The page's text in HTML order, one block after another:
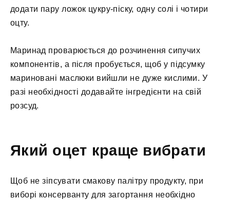
додати пару ложок цукру-піску, одну солі і чотири
оцту.
Маринад проварюється до розчинення сипучих
компонентів, а після пробується, щоб у підсумку
мариновані маслюки вийшли не дуже кислими. У
разі необхідності додавайте інгредієнти на свій
розсуд.
Який оцет краще вибрати
Щоб не зіпсувати смакову палітру продукту, при
виборі консерванту для загортання необхідно